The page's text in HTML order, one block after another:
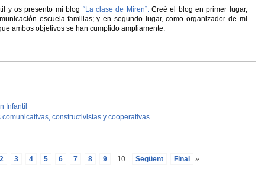
y os presento mi blog “La clase de Miren”.Creé el blog en primer lugar,
escuela-familias; y en segundo lugar, como organizador de mi
ambos objetivos se han cumplido ampliamente.
Infantil
constructivistas y cooperativas
2 3 4 5 6 7 8 9 10 Següent Final »